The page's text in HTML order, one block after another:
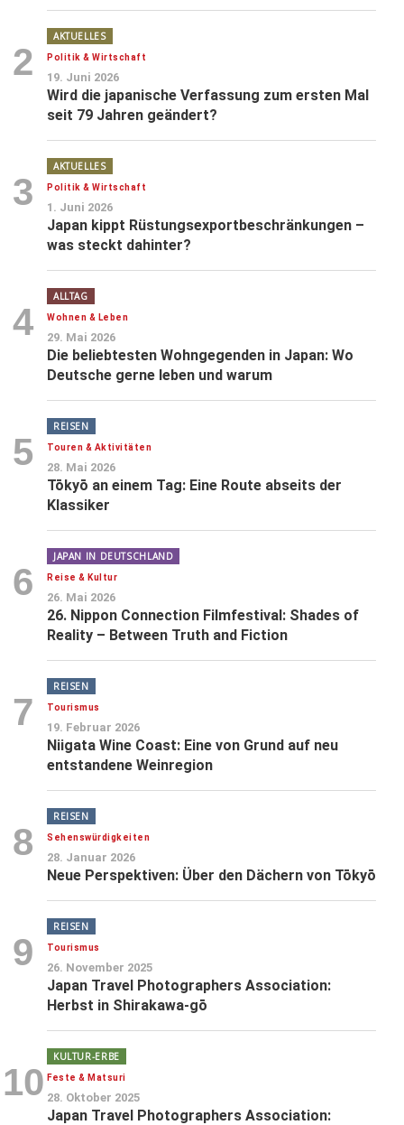
2
AKTUELLES
Politik & Wirtschaft
19. Juni 2026
Wird die japanische Verfassung zum ersten Mal
seit 79 Jahren geändert?
3
AKTUELLES
Politik & Wirtschaft
1. Juni 2026
Japan kippt Rüstungsexportbeschränkungen –
was steckt dahinter?
4
ALLTAG
Wohnen & Leben
29. Mai 2026
Die beliebtesten Wohngegenden in Japan: Wo
Deutsche gerne leben und warum
5
REISEN
Touren & Aktivitäten
28. Mai 2026
Tōkyō an einem Tag: Eine Route abseits der
Klassiker
6
JAPAN IN DEUTSCHLAND
Reise & Kultur
26. Mai 2026
26. Nippon Connection Filmfestival: Shades of
Reality – Between Truth and Fiction
7
REISEN
Tourismus
19. Februar 2026
Niigata Wine Coast: Eine von Grund auf neu
entstandene Weinregion
8
REISEN
Sehenswürdigkeiten
28. Januar 2026
Neue Perspektiven: Über den Dächern von Tōkyō
9
REISEN
Tourismus
26. November 2025
Japan Travel Photographers Association:
Herbst in Shirakawa-gō
10
KULTUR-ERBE
Feste & Matsuri
28. Oktober 2025
Japan Travel Photographers Association: